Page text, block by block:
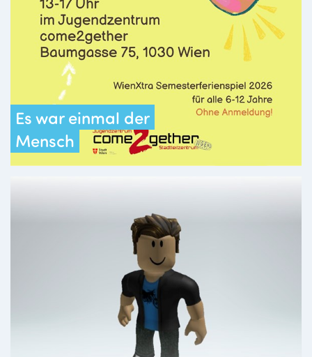
Es war einmal der
Mensch